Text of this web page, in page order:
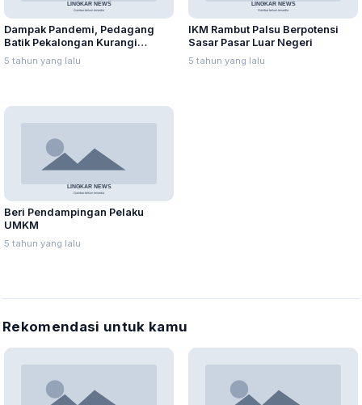
Dampak Pandemi, Pedagang
Batik Pekalongan Kurangi
Karyawan hingga Tutup Toko
5 tahun yang lalu
IKM Rambut Palsu Berpotensi
Sasar Pasar Luar Negeri
5 tahun yang lalu
Beri Pendampingan Pelaku
UMKM
5 tahun yang lalu
Rekomendasi untuk kamu